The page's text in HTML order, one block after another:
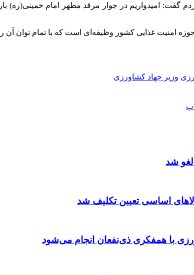
گفت: امیدواریم در جوار مرقد مطهر امام خمینی(ره) بار
امنیت غذایی کشور وظیفه‌ای است که با تمام توان آن
وزیر جهاد کشاورزی
لغو شد
اساسی تعیین تکلیف شد
با همفکری ذی‌نفعان انجام می‌شود